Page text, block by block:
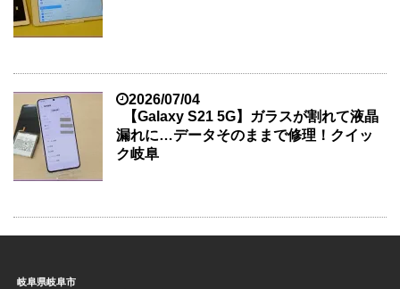
2026/07/04
【Galaxy S21 5G】ガラスが割れて液晶
漏れに…データそのままで修理！クイッ
ク岐阜
岐阜県岐阜市